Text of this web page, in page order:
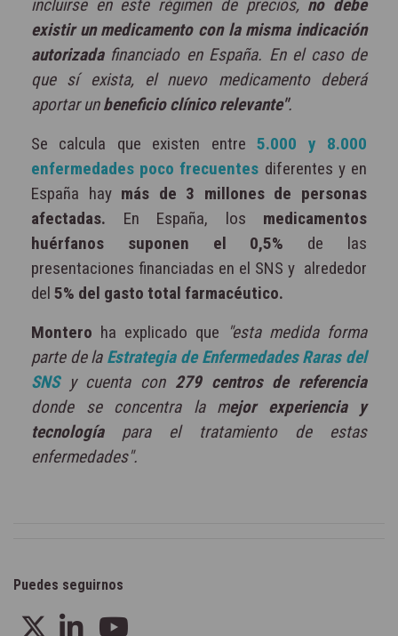
incluirse en este régimen de precios, no debe
existir un medicamento con la misma indicación
autorizadafinanciado en España. En el caso de
que sí exista, el nuevo medicamento deberá
aportar unbeneficio clínico relevante".
Se calcula que existen entre 5.000 y 8.000
enfermedades poco frecuentes diferentes y en
España hay más de 3 millones de personas
afectadas. En España, los medicamentos
huérfanos suponen el 0,5% de las
presentaciones financiadas en el SNS y alrededor
del 5% del gasto total farmacéutico.
Montero ha explicado que
"esta medida forma
parte de la Estrategia de Enfermedades Raras del
SNS
y cuenta con 279 centros de referencia
donde se concentra la mejor experiencia y
tecnologíapara el tratamiento de estas
enfermedades".
Puedes seguirnos